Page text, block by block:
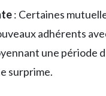
: Certaines
adhérents
une période
surprime.